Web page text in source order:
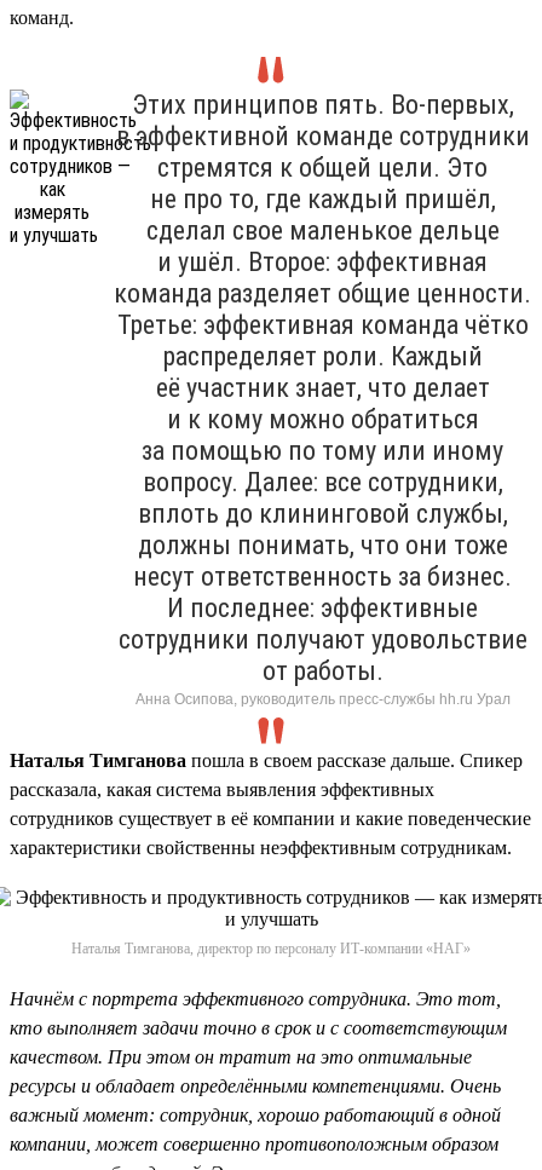
команд.
Этих принципов пять. Во-первых,
в эффективной команде сотрудники
стремятся к общей цели. Это
не про то, где каждый пришёл,
сделал свое маленькое дельце
и ушёл. Второе: эффективная
команда разделяет общие ценности.
Третье: эффективная команда чётко
распределяет роли. Каждый
её участник знает, что делает
и к кому можно обратиться
за помощью по тому или иному
вопросу. Далее: все сотрудники,
вплоть до клининговой службы,
должны понимать, что они тоже
несут ответственность за бизнес.
И последнее: эффективные
сотрудники получают удовольствие
от работы.
Анна Осипова, руководитель пресс-службы hh.ru Урал
Наталья Тимганова пошла в своем рассказе дальше. Спикер
рассказала, какая система выявления эффективных
сотрудников существует в её компании и какие поведенческие
характеристики свойственны неэффективным сотрудникам.
Наталья Тимганова, директор по персоналу ИТ-компании «НАГ»
Начнём с портрета эффективного сотрудника. Это тот,
кто выполняет задачи точно в срок и с соответствующим
качеством. При этом он тратит на это оптимальные
ресурсы и обладает определёнными компетенциями. Очень
важный момент: сотрудник, хорошо работающий в одной
компании, может совершенно противоположным образом